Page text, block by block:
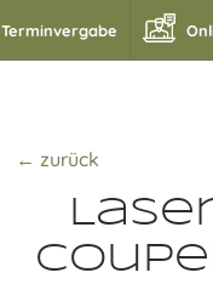
Terminvergabe
← zurück